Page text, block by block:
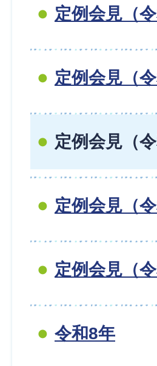
定例会見（
定例会見（
定例会見（
定例会見（
定例会見（
令和8年